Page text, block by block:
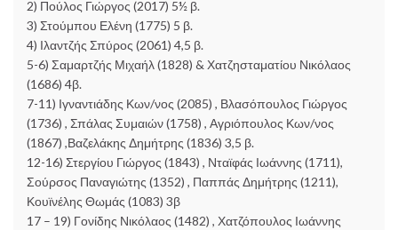
2) Πούλος Γιώργος (2017) 5½ β.
3) Στούμπου Ελένη (1775) 5 β.
4) Ιλαντζής Σπύρος (2061) 4,5 β.
5-6) Σαμαρτζής Μιχαήλ (1828) & Χατζησταματίου Νικόλαος
(1686) 4β.
7-11) Ιγναντιάδης Κων/νος (2085) , Βλασόπουλος Γιώργος
(1736) , Σπάλας Συμαιών (1758) , Αγριόπουλος Κων/νος
(1867) ,Βαζελάκης Δημήτρης (1836) 3,5 β.
12-16) Στεργίου Γιώργος (1843) , Νταϊφάς Ιωάννης (1711),
Σούρσος Παναγιώτης (1352) , Παππάς Δημήτρης (1211),
Κουϊνέλης Θωμάς (1083) 3β
17 – 19) Γονίδης Νικόλαος (1482) , Χατζόπουλος Ιωάννης